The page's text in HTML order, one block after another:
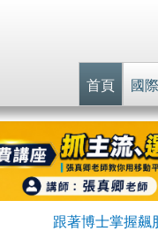
首頁 國
跟著博士掌握飆